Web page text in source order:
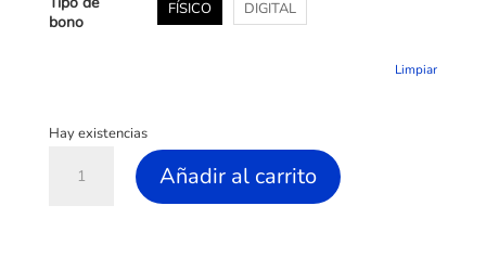
era: es:
bono
FÍSICO DIGITAL
Limpiar
Hay existencias
Tahara
Añadir al carrito